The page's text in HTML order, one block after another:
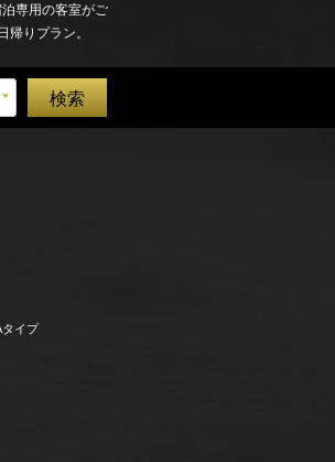
専用の客室がご
帰りプラン。
タイプ